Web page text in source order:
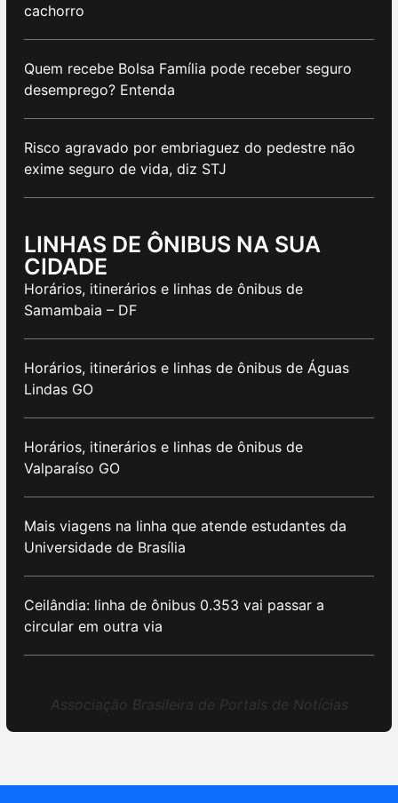
cachorro
Quem recebe Bolsa Família pode receber seguro
desemprego? Entenda
Risco agravado por embriaguez do pedestre não
exime seguro de vida, diz STJ
LINHAS DE ÔNIBUS NA SUA
CIDADE
Horários, itinerários e linhas de ônibus de
Samambaia – DF
Horários, itinerários e linhas de ônibus de Águas
Lindas GO
Horários, itinerários e linhas de ônibus de
Valparaíso GO
Mais viagens na linha que atende estudantes da
Universidade de Brasília
Ceilândia: linha de ônibus 0.353 vai passar a
circular em outra via
Associação Brasileira de Portais de Notícias